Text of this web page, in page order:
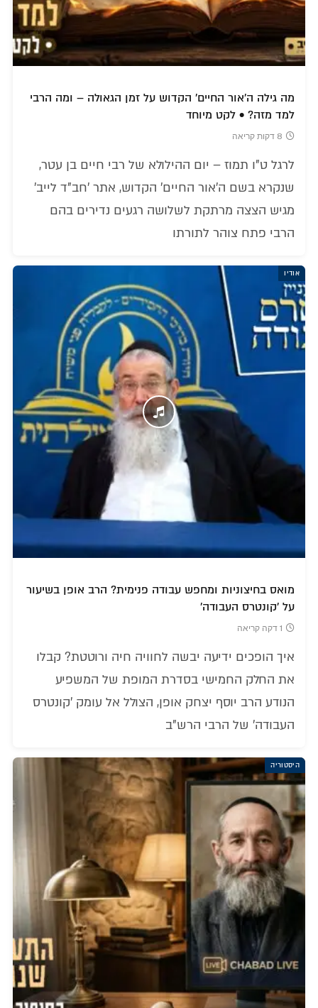
מה גילה ה'אור החיים' הקדוש על זמן הגאולה – ומה הרבי
למד מזה? • לקט מיוחד
8 דקות קריאה
לרגל ט"ו תמוז – יום ההילולא של רבי חיים בן עטר,
שנקרא בשם ה'אור החיים' הקדוש, אתר 'חב"ד לייב'
מגיש הצצה מרתקת לשלושה רגעים נדירים בהם
הרבי פתח צוהר לתורתו
אודיו
מואס בחיצוניות ומחפש עבודה פנימית? הרב אופן בשיעור
על 'קונטרס העבודה'
1 דקה קריאה
איך הופכים ידיעה יבשה לחוויה חיה ורוטטת? קבלו
את החלק החמישי בסדרת המופת של המשפיע
הנודע הרב יוסף יצחק אופן, הצולל אל עומק 'קונטרס
העבודה' של הרבי הרש"ב
היסטוריה